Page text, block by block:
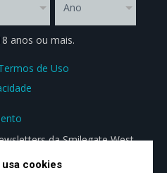
Ano
anos ou mais.
de Uso
da Smilegate West
usa cookies